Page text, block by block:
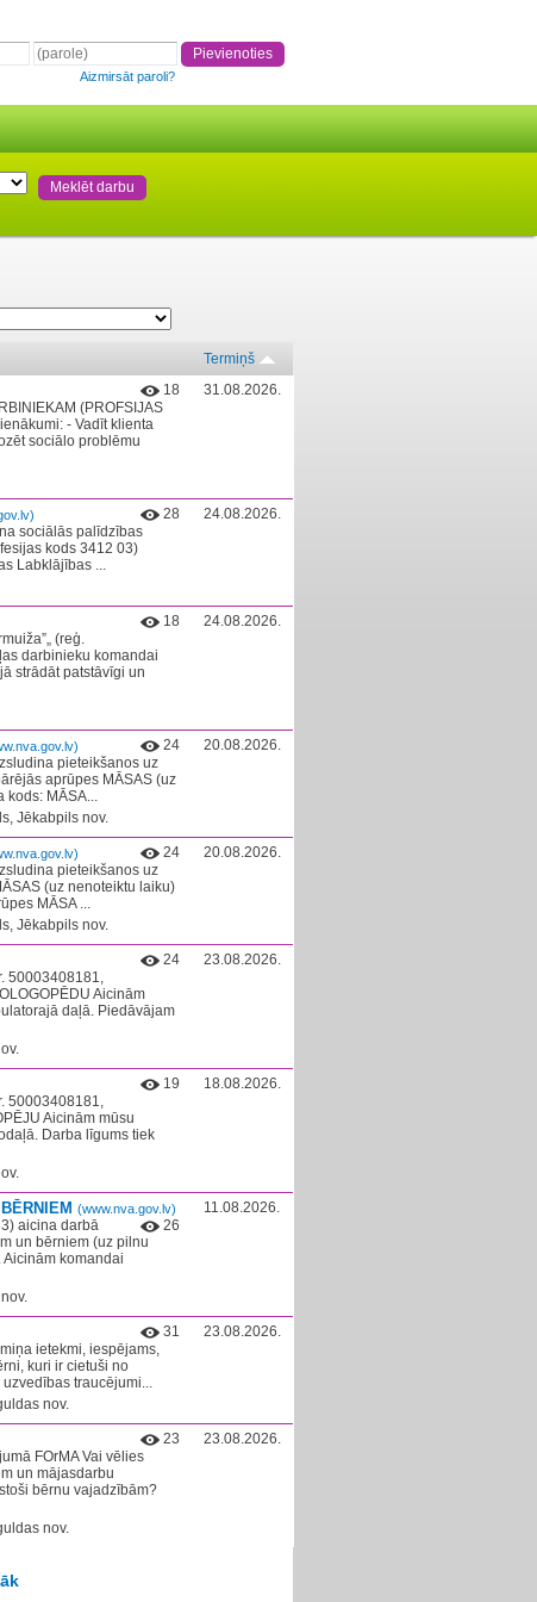
Aizmirsāt paroli?
Termiņš
18
(PROFSIJAS
- Vadīt klienta
sociālo problēmu
31.08.2026.
28
sociālās palīdzības
kods 3412 03)
Labklājības ...
24.08.2026.
18
(reģ.
darbinieku komandai
strādāt patstāvīgi un
24.08.2026.
24
pieteikšanos uz
aprūpes MĀSAS (uz
kods: MĀSA...
Jēkabpils nov.
20.08.2026.
24
pieteikšanos uz
(uz nenoteiktu laiku)
MĀSA ...
Jēkabpils nov.
20.08.2026.
24
50003408181,
Aicinām
daļā. Piedāvājam
23.08.2026.
19
50003408181,
Aicinām mūsu
Darba līgums tiek
18.08.2026.
(www.nva.gov.lv)
26
aicina darbā
un bērniem (uz pilnu
komandai
11.08.2026.
31
ietekmi, iespējams,
kuri ir cietuši no
traucējumi...
nov.
23.08.2026.
23
FOrMA Vai vēlies
un mājasdarbu
bērnu vajadzībām?
nov.
23.08.2026.